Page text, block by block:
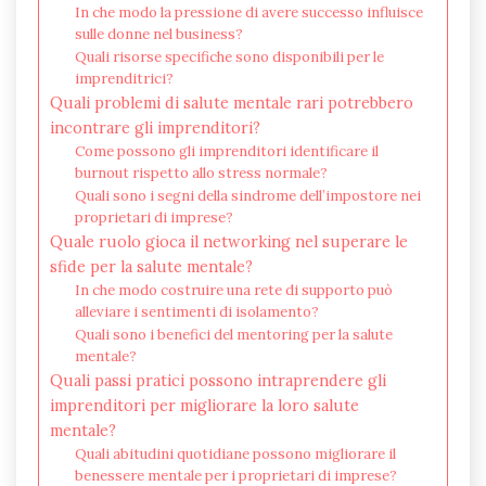
In che modo la pressione di avere successo influisce
sulle donne nel business?
Quali risorse specifiche sono disponibili per le
imprenditrici?
Quali problemi di salute mentale rari potrebbero
incontrare gli imprenditori?
Come possono gli imprenditori identificare il
burnout rispetto allo stress normale?
Quali sono i segni della sindrome dell’impostore nei
proprietari di imprese?
Quale ruolo gioca il networking nel superare le
sfide per la salute mentale?
In che modo costruire una rete di supporto può
alleviare i sentimenti di isolamento?
Quali sono i benefici del mentoring per la salute
mentale?
Quali passi pratici possono intraprendere gli
imprenditori per migliorare la loro salute
mentale?
Quali abitudini quotidiane possono migliorare il
benessere mentale per i proprietari di imprese?